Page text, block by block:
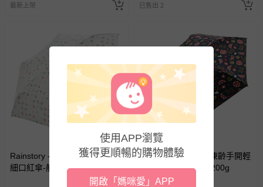
最新上架 已售出 2
Rainstory - -8°降溫凍齡手開輕
細口紅傘-航海情札-200g
Rainstory - -8°降溫凍齡手開輕
細口紅傘-甜蜜美味-200g
使用APP瀏覽
獲得更順暢的購物體驗
開啟「媽咪愛」APP